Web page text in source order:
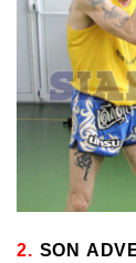
2. SON